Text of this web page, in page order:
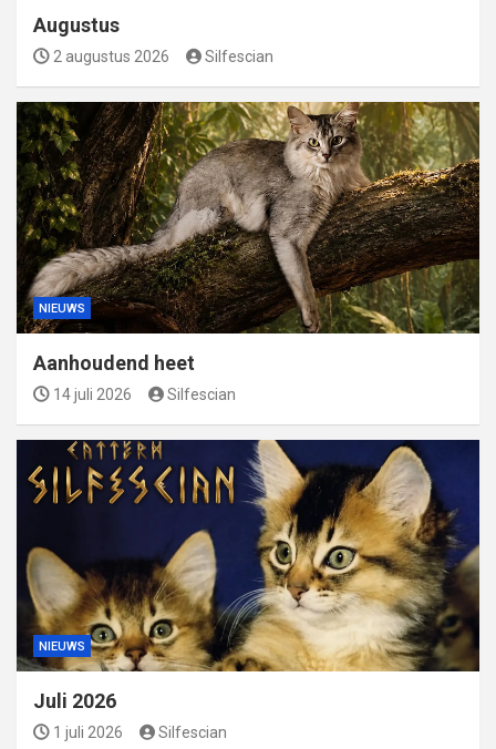
Augustus
2 augustus 2026 Silfescian
NIEUWS
Aanhoudend heet
14 juli 2026 Silfescian
NIEUWS
Juli 2026
1 juli 2026 Silfescian